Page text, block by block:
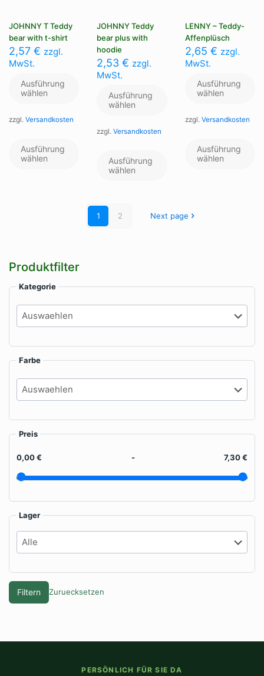
JOHNNY T Teddy
bear with t-shirt
2,57 € zzgl.
MwSt.
Ausführung
wählen
zzgl. Versandkosten
Ausführung
wählen
Dieses
mehrere
Optionen
können
JOHNNY Teddy
bear plus with
hoodie
2,53€ zzgl.
MwSt.
Ausführung
wählen
zzgl.Versandkosten
Ausführung
wählen
Die
LENNY – Teddy-
Affenplüsch
2,65 € zzgl.
MwSt.
Ausführung
wählen
zzgl. Versandkosten
Ausführung
wählen
1 2 Next page
Produktfilter
Kategorie
Farbe
Preis
0,00 € - 7,30 €
Lager
Filtern Zuruecksetzen
PERSÖNLICH FÜR SIE DA